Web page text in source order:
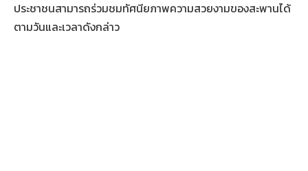
ประชาชนสามารถร่วมชมทัศนียภาพความสวยงามของสะพานได้
ตามวันและเวลาดังกล่าว